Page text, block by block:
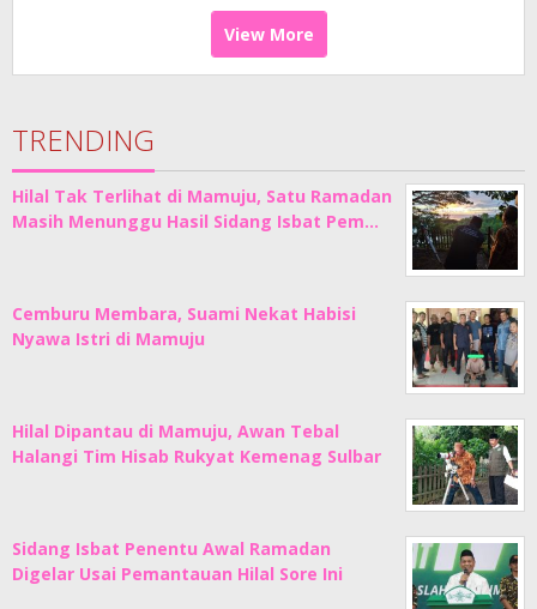
View More
TRENDING
Hilal Tak Terlihat di Mamuju, Satu Ramadan
Masih Menunggu Hasil Sidang Isbat Pem…
Cemburu Membara, Suami Nekat Habisi
Nyawa Istri di Mamuju
Hilal Dipantau di Mamuju, Awan Tebal
Halangi Tim Hisab Rukyat Kemenag Sulbar
Sidang Isbat Penentu Awal Ramadan
Digelar Usai Pemantauan Hilal Sore Ini